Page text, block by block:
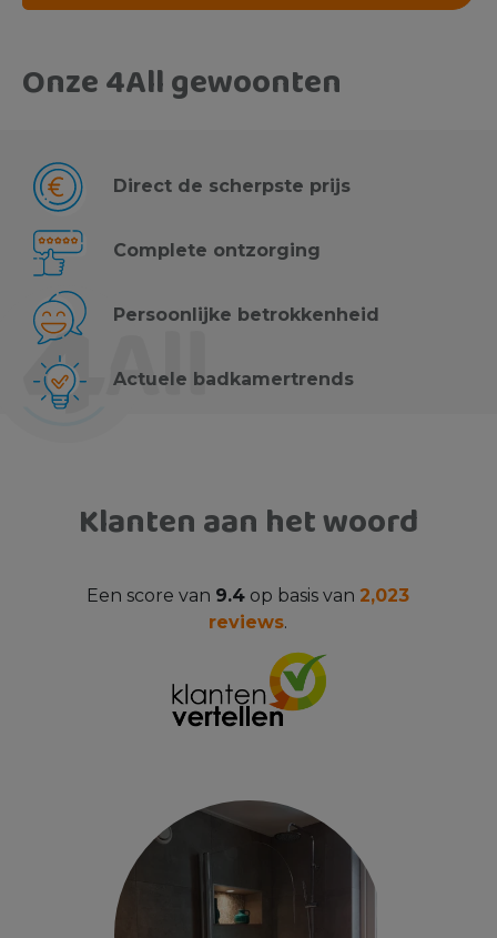
Onze 4All gewoonten
Direct de scherpste prijs
Complete ontzorging
Persoonlijke betrokkenheid
Actuele badkamertrends
Klanten aan het woord
Een score van 9.4 op basis van 2,023
reviews.